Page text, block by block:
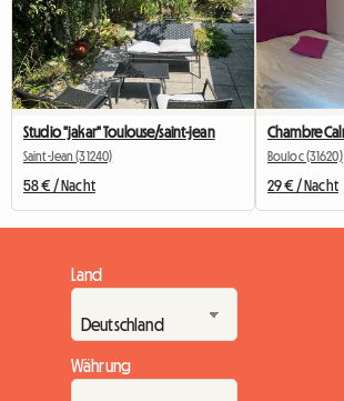
Studio "jakar" Toulouse/saint-jean
Saint-Jean (31240)
58 € / Nacht
Bouloc (31620)
29 € / Nacht
Land
Währung